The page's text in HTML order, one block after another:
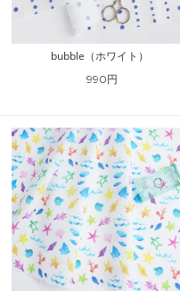
bubble（ホワイト）
990円